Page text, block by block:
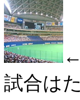
試合は